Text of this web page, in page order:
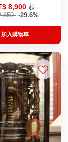
8,900 起
-29.6%
加入購物車